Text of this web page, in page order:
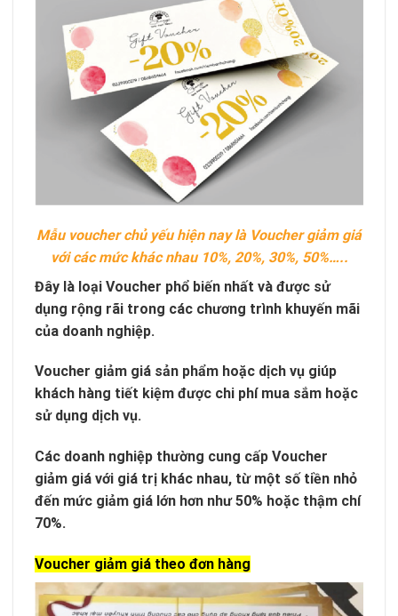
Mẫu voucher chủ yếu hiện nay là Voucher giảm giá
với các mức khác nhau 10%, 20%, 30%, 50%…..
Đây là loại Voucher phổ biến nhất và được sử
dụng rộng rãi trong các chương trình khuyến mãi
của doanh nghiệp.
Voucher giảm giá sản phẩm hoặc dịch vụ giúp
khách hàng tiết kiệm được chi phí mua sắm hoặc
sử dụng dịch vụ.
Các doanh nghiệp thường cung cấp Voucher
giảm giá với giá trị khác nhau, từ một số tiền nhỏ
đến mức giảm giá lớn hơn như 50% hoặc thậm chí
70%.
Voucher giảm giá theo đơn hàng